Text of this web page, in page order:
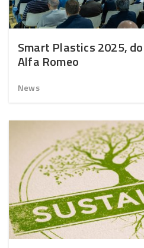
Smart Plastics 2025,
Alfa Romeo
News